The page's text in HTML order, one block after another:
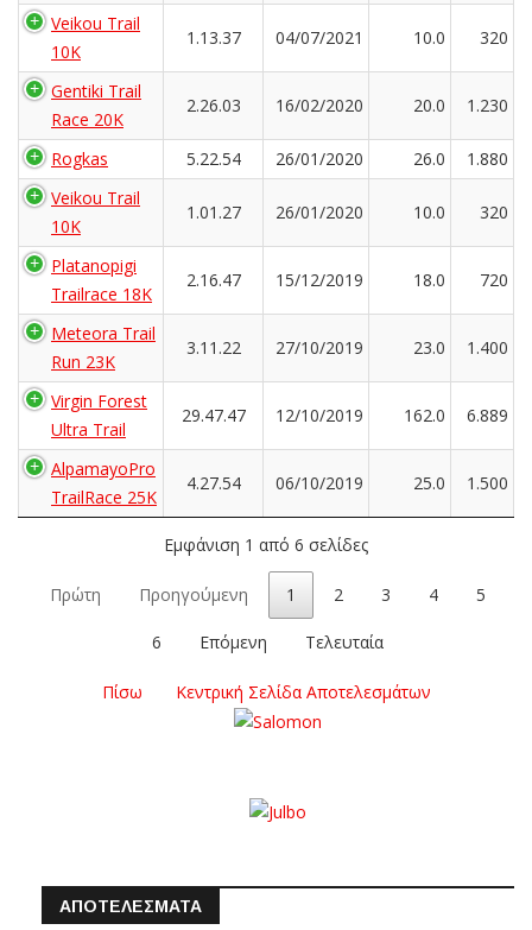
Veikou Trail
10K
1.13.37 04/07/2021 10.0 320
Gentiki Trail
Race 20K
2.26.03 16/02/2020 20.0 1.230
Rogkas 5.22.54 26/01/2020 26.0
1.880
Veikou Trail
10K
1.01.27 26/01/2020 10.0 320
Platanopigi
Trailrace 18K
2.16.47 15/12/2019 18.0 720
Meteora Trail
Run 23K
3.11.22 27/10/2019 23.0 1.400
Virgin Forest
Ultra Trail
29.47.47 12/10/2019 162.0 6.889
AlpamayoPro
TrailRace 25K
4.27.54 06/10/2019 25.0 1.500
Εμφάνιση 1 από 6 σελίδες
Πρώτη Προηγούμενη 1 2 3 4 5
6 Επόμενη Τελευταία
Πίσω Κεντρική Σελίδα Αποτελεσμάτων
ΑΠΟΤΕΛΕΣΜΑΤΑ